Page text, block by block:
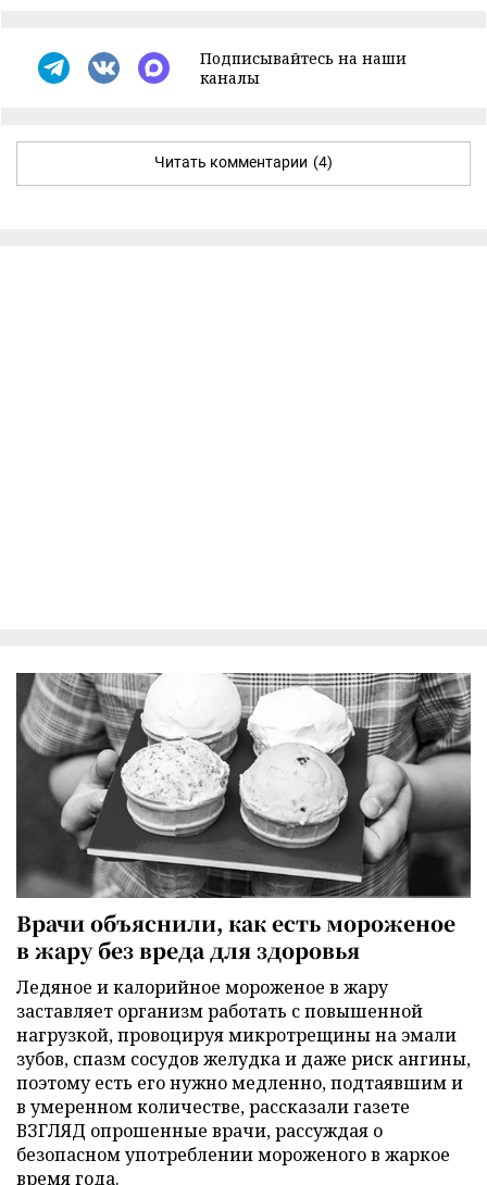
Подписывайтесь на наши
каналы
Читать комментарии (4)
Врачи объяснили, как есть мороженое
в жару без вреда для здоровья
Ледяное и калорийное мороженое в жару
заставляет организм работать с повышенной
нагрузкой, провоцируя микротрещины на эмали
зубов, спазм сосудов желудка и даже риск ангины,
поэтому есть его нужно медленно, подтаявшим и
в умеренном количестве, рассказали газете
ВЗГЛЯД опрошенные врачи, рассуждая о
безопасном употреблении мороженого в жаркое
время года.